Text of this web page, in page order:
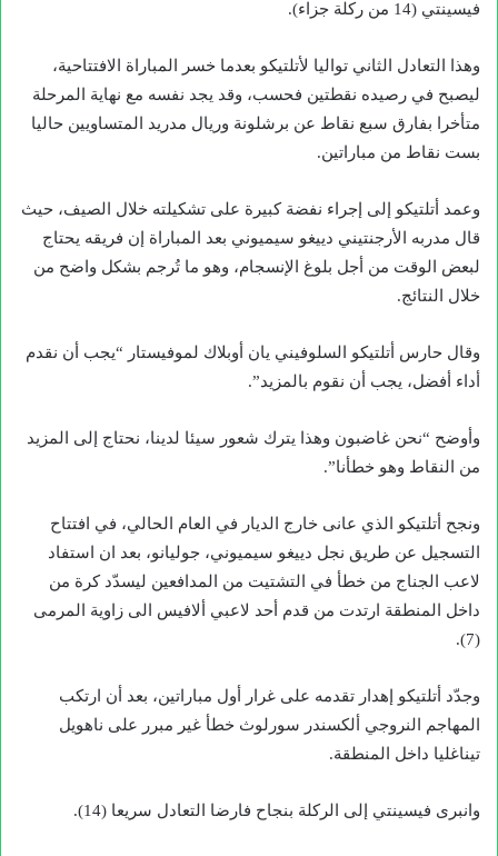
فيسينتي (14 من ركلة جزاء).
وهذا التعادل الثاني تواليا لأتلتيكو بعدما خسر المباراة الافتتاحية،
ليصبح في رصيده نقطتين فحسب، وقد يجد نفسه مع نهاية المرحلة
متأخرا بفارق سبع نقاط عن برشلونة وريال مدريد المتساويين حاليا
بست نقاط من مباراتين.
وعمد أتلتيكو إلى إجراء نفضة كبيرة على تشكيلته خلال الصيف، حيث
قال مدربه الأرجنتيني دييغو سيميوني بعد المباراة إن فريقه يحتاج
لبعض الوقت من أجل بلوغ الإنسجام، وهو ما تُرجم بشكل واضح من
خلال النتائج.
وقال حارس أتلتيكو السلوفيني يان أوبلاك لموفيستار “يجب أن نقدم
أداء أفضل، يجب أن نقوم بالمزيد”.
وأوضح “نحن غاضبون وهذا يترك شعور سيئا لدينا، نحتاج إلى المزيد
من النقاط وهو خطأنا”.
ونجح أتلتيكو الذي عانى خارج الديار في العام الحالي، في افتتاح
التسجيل عن طريق نجل دييغو سيميوني، جوليانو، بعد ان استفاد
لاعب الجناج من خطأ في التشتيت من المدافعين ليسدّد كرة من
داخل المنطقة ارتدت من قدم أحد لاعبي ألافيس الى زاوية المرمى
(7).
وجدّد أتلتيكو إهدار تقدمه على غرار أول مباراتين، بعد أن ارتكب
المهاجم النروجي ألكسندر سورلوث خطأ غير مبرر على ناهويل
تيناغليا داخل المنطقة.
وانبرى فيسينتي إلى الركلة بنجاح فارضا التعادل سريعا (14).